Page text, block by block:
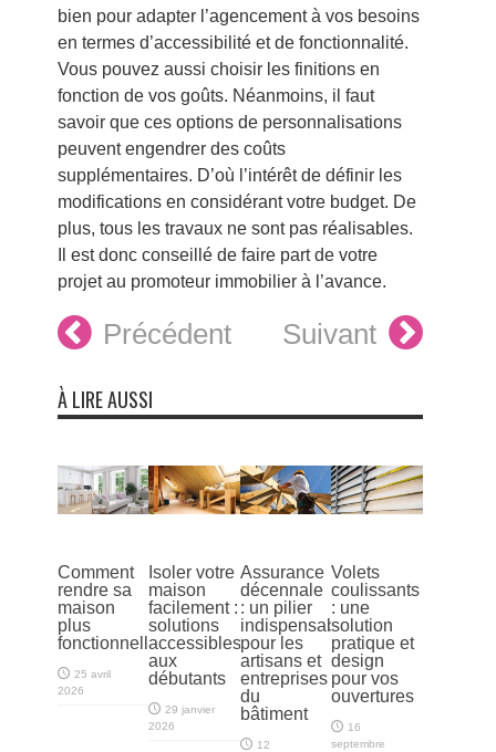
bien pour adapter l’agencement à vos besoins
en termes d’accessibilité et de fonctionnalité.
Vous pouvez aussi choisir les finitions en
fonction de vos goûts. Néanmoins, il faut
savoir que ces options de personnalisations
peuvent engendrer des coûts
supplémentaires. D’où l’intérêt de définir les
modifications en considérant votre budget. De
plus, tous les travaux ne sont pas réalisables.
Il est donc conseillé de faire part de votre
projet au promoteur immobilier à l’avance.
Précédent Suivant
À LIRE AUSSI
Comment
rendre sa
maison
plus
fonctionnelle
25 avril
2026
Isoler votre
maison
facilement :
solutions
accessibles
aux
débutants
29 janvier
2026
Assurance
décennale
: un pilier
indispensable
pour les
artisans et
entreprises
du
bâtiment
12
Volets
coulissants
: une
solution
pratique et
design
pour vos
ouvertures
16
septembre